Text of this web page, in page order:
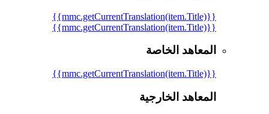
{{mmc.getCurrentTranslation(item.Title)}}
{{mmc.getCurrentTranslation(item.Title)}}
المعاهد الخاصة
{{mmc.getCurrentTranslation(item.Title)}}
المعاهد الخارجية